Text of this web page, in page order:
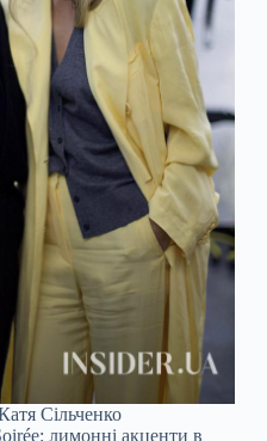
Сільченко
лимонні акценти в